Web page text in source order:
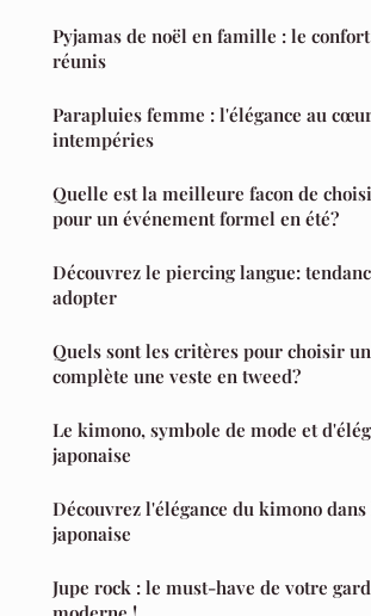
Pyjamas de noël en famille : le
réunis
Parapluies femme : l'élégance au
intempéries
Quelle est la meilleure facon de
pour un événement formel en été?
Découvrez le piercing langue:
adopter
Quels sont les critères pour choisir
complète une veste en tweed?
Le kimono, symbole de mode et
japonaise
Découvrez l'élégance du kimono dans
japonaise
Jupe rock : le must-have de votre